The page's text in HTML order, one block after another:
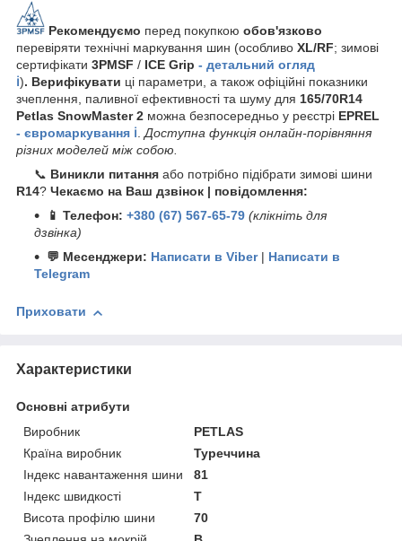
Рекомендуємо перед покупкою обов'язково
перевіряти технічні маркування шин (особливо XL/RF; зимові
сертифікати 3PMSF / ICE Grip - детальний огляд
ℹ️). Верифікувати ці параметри, а також офіційні показники
зчеплення, паливної ефективності та шуму для 165/70R14
Petlas SnowMaster 2 можна безпосередньо у реєстрі EPREL
- євромаркування ℹ️.Доступна функція онлайн-порівняння
різних моделей між собою.
📞 Виникли питання або потрібно підібрати зимові шини
R14? Чекаємо на Ваш дзвінок | повідомлення:
📱 Телефон: +380 (67) 567-65-79 (клікніть для
дзвінка)
💬 Месенджери: Написати в Viber| Написати в
Telegram
Приховати
Характеристики
Основні атрибути
Виробник
PETLAS
Країна виробник
Туреччина
Індекс навантаження шини
81
Індекс швидкості
T
Висота профілю шини
70